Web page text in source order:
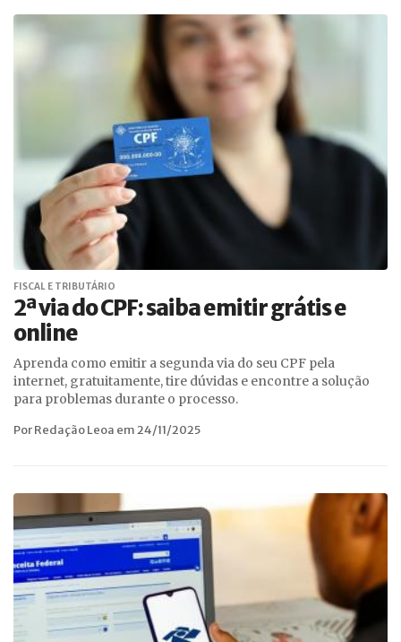
FISCAL E TRIBUTÁRIO
2ª via do CPF: saiba emitir grátis e
online
Aprenda como emitir a segunda via do seu CPF pela
internet, gratuitamente, tire dúvidas e encontre a solução
para problemas durante o processo.
Por Redação Leoa em 24/11/2025